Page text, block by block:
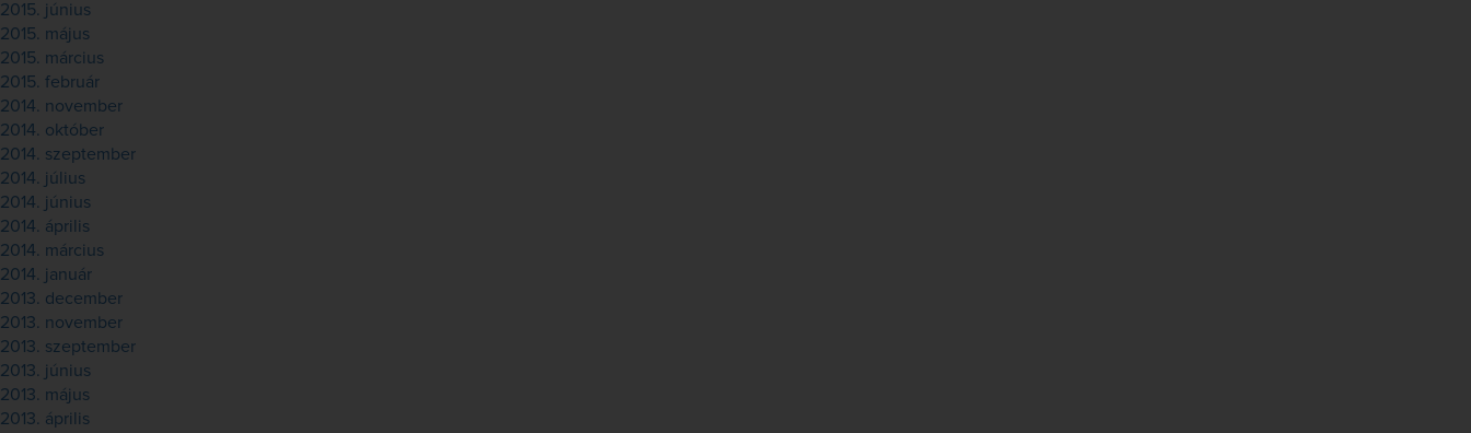
2015. június
2015. május
2015. március
2015. február
2014. november
2014. október
2014. szeptember
2014. július
2014. június
2014. április
2014. március
2014. január
2013. december
2013. november
2013. szeptember
2013. június
2013. május
2013. április